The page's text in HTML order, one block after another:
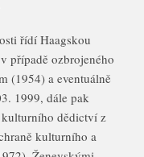
řídí Haagskou
případě ozbrojeného
(1954) a eventuálně
1999, dále pak
dědictví z
kulturního a